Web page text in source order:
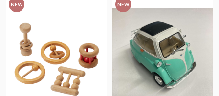
NEW NEW